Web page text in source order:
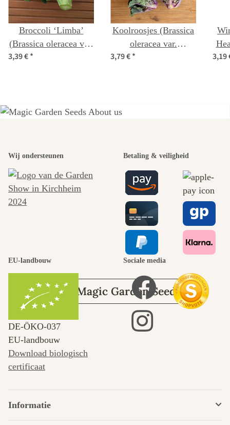
Broccoli ‘Limba’
(Brassica oleracea var.
italica) biologisch
3,39 €*
Koolroosjes (Brassica
oleracea var.
gemmifera x sabellica)
3,79 €* 3,19
mooiste paden
naar onszelf
leidt door de
tuin.
Over Magic Garden Seeds
Wij ondersteunen Betaling & veiligheid
EU-landbouw
DE‑ÖKO‑037
EU-landbouw
Download biologisch
certificaat
Sociale media
Informatie